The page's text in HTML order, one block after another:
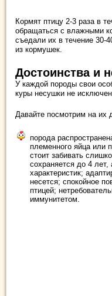
Кормят птицу 2-3 раза в
обращаться с влажными
съедали их в течение 30-
из кормушек.
Достоинства и
У каждой породы свои
куры несушки не
Давайте посмотрим на их
порода
племенного яйца или
стоит забивать
сохраняется до 4 лет,
характеристик;
несется; спокойное
птицей;
иммунитетом.